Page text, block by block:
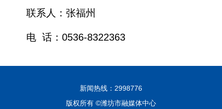
联系人：张福州
电 话：0536-8322363
新闻热线：2998776
版权所有 ©潍坊市融媒体中心